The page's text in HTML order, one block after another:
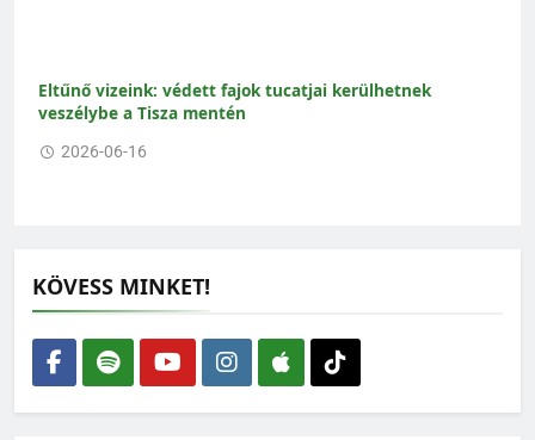
Eltűnő vizeink: védett fajok tucatjai kerülhetnek
veszélybe a Tisza mentén
2026-06-16
Amikor az ökológus rajzolni kezd – interjú Gallé-Szpisjak
Nikolettel
KÖVESS MINKET!